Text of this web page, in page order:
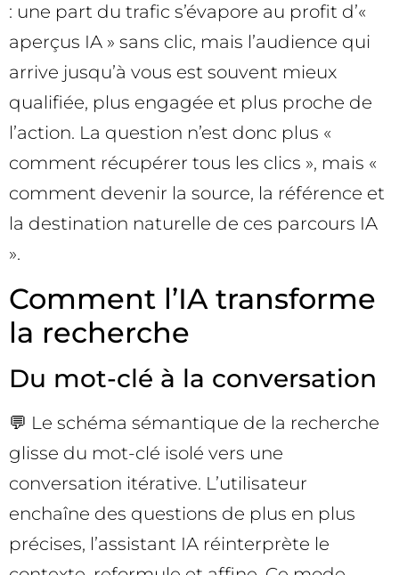
: une part du trafic s’évapore au profit d’«
aperçus IA » sans clic, mais l’audience qui
arrive jusqu’à vous est souvent mieux
qualifiée, plus engagée et plus proche de
l’action. La question n’est donc plus «
comment récupérer tous les clics », mais «
comment devenir la source, la référence et
la destination naturelle de ces parcours IA
».
Comment l’IA transforme
la recherche
Du mot-clé à la conversation
💬 Le schéma sémantique de la recherche
glisse du mot-clé isolé vers une
conversation itérative. L’utilisateur
enchaîne des questions de plus en plus
précises, l’assistant IA réinterprète le